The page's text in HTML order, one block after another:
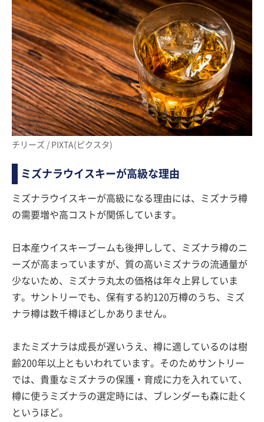
チリーズ / PIXTA(ピクスタ)
ミズナラウイスキーが高級な理由
ミズナラウイスキーが高級になる理由には、ミズナラ樽
の需要増や高コストが関係しています。
日本産ウイスキーブームも後押しして、ミズナラ樽のニ
ーズが高まっていますが、質の高いミズナラの流通量が
少ないため、ミズナラ丸太の価格は年々上昇していま
す。サントリーでも、保有する約120万樽のうち、ミズ
ナラ樽は数千樽ほどしかありません。
またミズナラは成長が遅いうえ、樽に適しているのは樹
齢200年以上ともいわれています。そのためサントリー
では、貴重なミズナラの保護・育成に力を入れていて、
樽に使うミズナラの選定時には、ブレンダーも森に赴く
というほど。